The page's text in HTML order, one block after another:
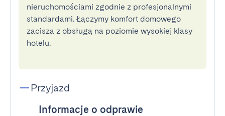
nieruchomościami zgodnie z profesjonalnymi
standardami. Łączymy komfort domowego
zacisza z obsługą na poziomie wysokiej klasy
hotelu.
Przyjazd
Informacje o odprawie